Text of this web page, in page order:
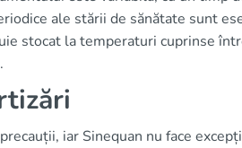
ale stării de sănătate sunt
stocat la temperaturi cuprinse
iar Sinequan nu face